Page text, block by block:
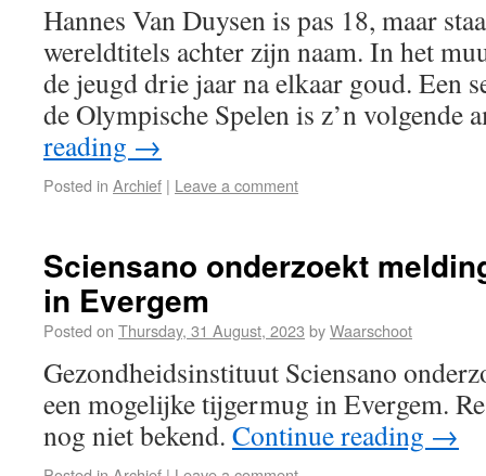
Hannes Van Duysen is pas 18, maar
wereldtitels achter zijn naam. In het
de jeugd drie jaar na elkaar goud. Een
de Olympische Spelen is z’n volgende
reading →
Posted in Archief | Leave a comment
Sciensano onderzoekt
in Evergem
Posted on Thursday, 31 August, 2023 byWaarschoot
Gezondheidsinstituut Sciensano
een mogelijke tijgermug in Evergem.
nog niet bekend. Continue reading →